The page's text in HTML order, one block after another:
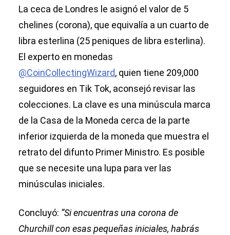
La ceca de Londres le asignó el valor de 5
chelines (corona), que equivalía a un cuarto de
libra esterlina (25 peniques de libra esterlina).
El experto en monedas
@CoinCollectingWizard, quien tiene 209,000
seguidores en Tik Tok, aconsejó revisar las
colecciones. La clave es una minúscula marca
de la Casa de la Moneda cerca de la parte
inferior izquierda de la moneda que muestra el
retrato del difunto Primer Ministro. Es posible
que se necesite una lupa para ver las
minúsculas iniciales.
Concluyó: “Si encuentras una corona de
Churchill con esas pequeñas iniciales, habrás